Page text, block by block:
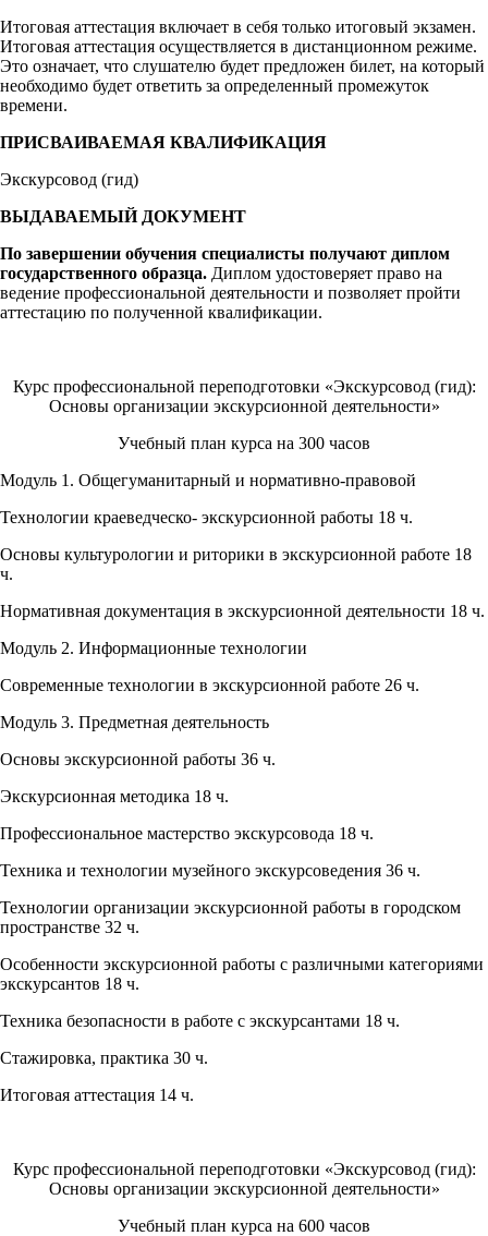
Итоговая аттестация включает в себя только итоговый экзамен.
Итоговая аттестация осуществляется в дистанционном режиме.
Это означает, что слушателю будет предложен билет, на который
необходимо будет ответить за определенный промежуток
времени.
ПРИСВАИВАЕМАЯ КВАЛИФИКАЦИЯ
Экскурсовод (гид)
ВЫДАВАЕМЫЙ ДОКУМЕНТ
По завершении обучения специалисты получают диплом
государственного образца. Диплом удостоверяет право на
ведение профессиональной деятельности и позволяет пройти
аттестацию по полученной квалификации.
Курс профессиональной переподготовки «Экскурсовод (гид):
Основы организации экскурсионной деятельности»
Учебный план курса на 300 часов
Модуль 1. Общегуманитарный и нормативно-правовой
Технологии краеведческо- экскурсионной работы 18 ч.
Основы культурологии и риторики в экскурсионной работе 18
ч.
Нормативная документация в экскурсионной деятельности 18 ч.
Модуль 2. Информационные технологии
Современные технологии в экскурсионной работе 26 ч.
Модуль 3. Предметная деятельность
Основы экскурсионной работы 36 ч.
Экскурсионная методика 18 ч.
Профессиональное мастерство экскурсовода 18 ч.
Техника и технологии музейного экскурсоведения 36 ч.
Технологии организации экскурсионной работы в городском
пространстве 32 ч.
Особенности экскурсионной работы с различными категориями
экскурсантов 18 ч.
Техника безопасности в работе с экскурсантами 18 ч.
Стажировка, практика 30 ч.
Итоговая аттестация 14 ч.
Курс профессиональной переподготовки «Экскурсовод (гид):
Основы организации экскурсионной деятельности»
Учебный план курса на 600 часов